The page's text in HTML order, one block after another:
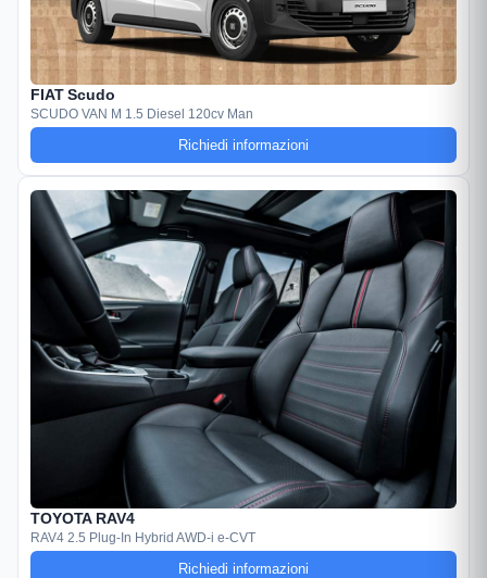
FIAT Scudo
SCUDO VAN M 1.5 Diesel 120cv Man
Richiedi informazioni
TOYOTA RAV4
RAV4 2.5 Plug-In Hybrid AWD-i e-CVT
Richiedi informazioni